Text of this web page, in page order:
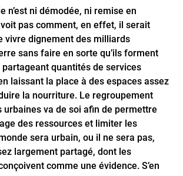
n’est ni démodée, ni remise en
pas comment, en effet, il serait
vivre dignement des milliards
sans faire en sorte qu’ils forment
quantités de services
laissant la place à des espaces assez
la nourriture. Le regroupement
urbaines va de soi afin de permettre
des ressources et limiter les
sera urbain, ou il ne sera pas,
largement partagé, dont les
comme une évidence. S’en